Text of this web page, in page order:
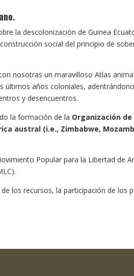
.
la descolonización de Guinea
social del principio de
nosotras un maravilloso Atlas
últimos años coloniales,
y desencuentros.
la formación de la Organización
austral (i.e., Zimbabwe,
Popular para la Libertad de
los recursos, la participación de los